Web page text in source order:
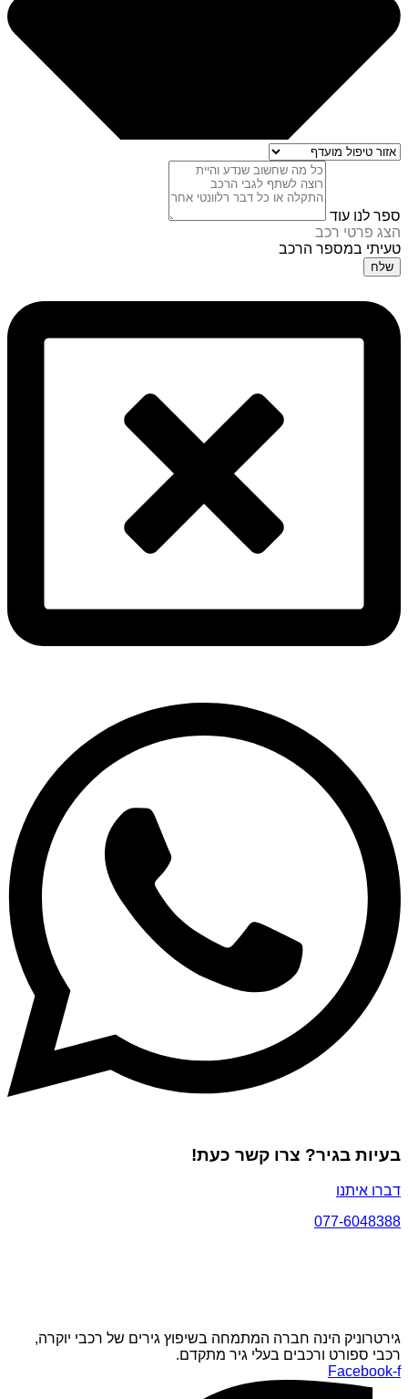
ספר לנו עוד
הצג פרטי רכב
טעיתי במספר הרכב
שלח
בעיות בגיר? צרו קשר כעת!
דברו איתנו
077-6048388
גירטרוניק הינה חברה המתמחה בשיפוץ גירים של רכבי יוקרה,
רכבי ספורט ורכבים בעלי גיר מתקדם.
Facebook-f